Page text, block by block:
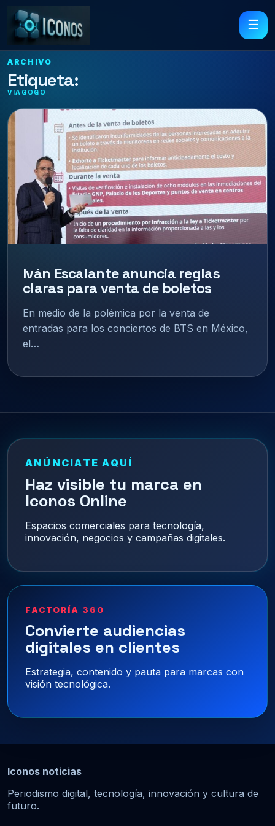
☰
ARCHIVO
Etiqueta:
VIAGOGO
Iván Escalante anuncia reglas
claras para venta de boletos
En medio de la polémica por la venta de
entradas para los conciertos de BTS en México,
el…
ANÚNCIATE AQUÍ
Haz visible tu marca en
Iconos Online
Espacios comerciales para tecnología,
innovación, negocios y campañas digitales.
FACTORÍA 360
Convierte audiencias
digitales en clientes
Estrategia, contenido y pauta para marcas con
visión tecnológica.
Iconos noticias
Periodismo digital, tecnología, innovación y cultura de
futuro.